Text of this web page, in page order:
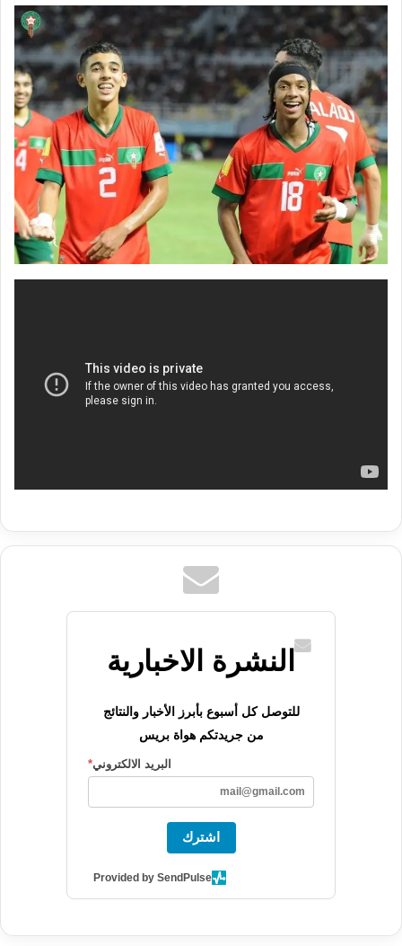
النشرة الاخبارية
للتوصل كل أسبوع بأبرز الأخبار والنتائج
من جريدتكم هواة بريس
البريد الالكتروني*
اشترك
Provided by SendPulse